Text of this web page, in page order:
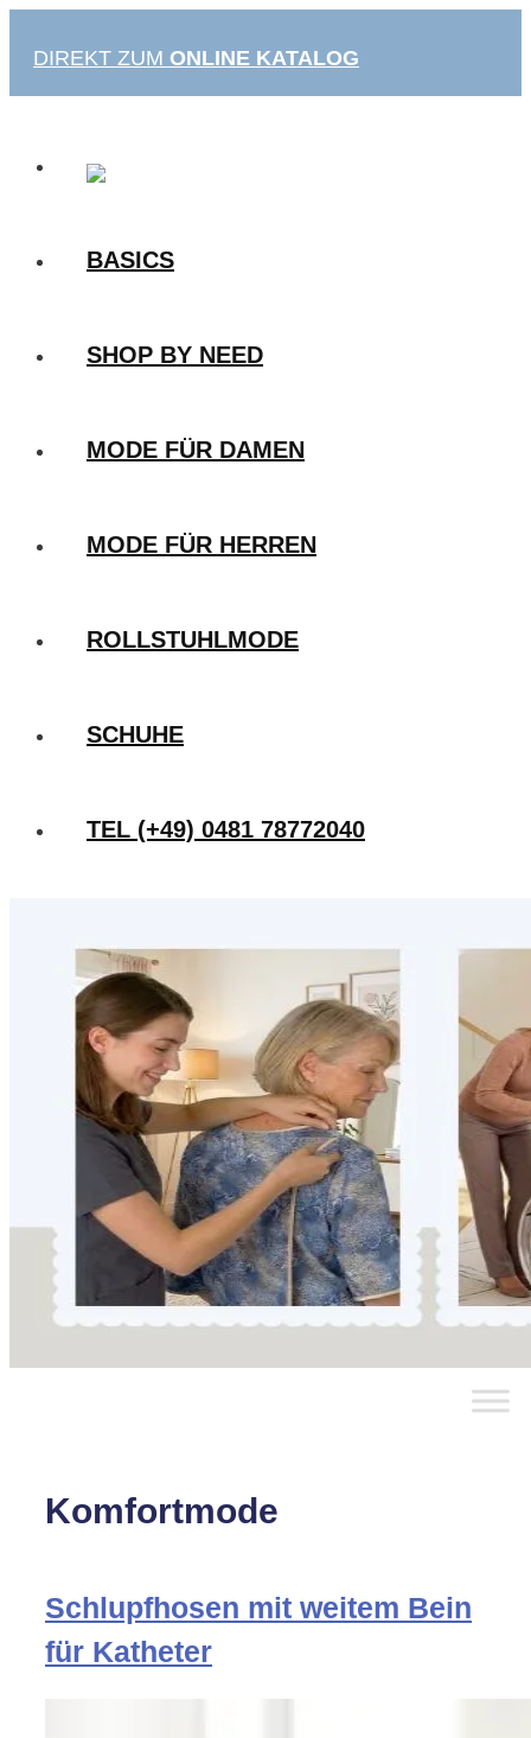
Inhalt
DIREKT ZUM ONLINE KATALOG
BASICS
SHOP BY NEED
MODE FÜR DAMEN
MODE FÜR HERREN
ROLLSTUHLMODE
SCHUHE
TEL (+49) 0481 78772040
Komfortmode
Schlupfhosen mit weitem Bein
für Katheter